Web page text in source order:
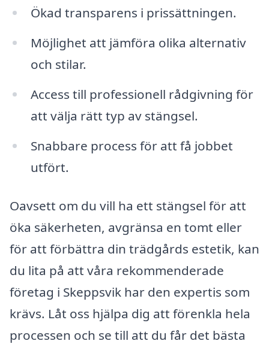
Ökad transparens i prissättningen.
Möjlighet att jämföra olika alternativ
och stilar.
Access till professionell rådgivning för
att välja rätt typ av stängsel.
Snabbare process för att få jobbet
utfört.
Oavsett om du vill ha ett stängsel för att
öka säkerheten, avgränsa en tomt eller
för att förbättra din trädgårds estetik, kan
du lita på att våra rekommenderade
företag i Skeppsvik har den expertis som
krävs. Låt oss hjälpa dig att förenkla hela
processen och se till att du får det bästa